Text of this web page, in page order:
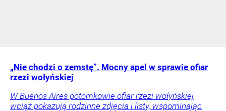
„Nie chodzi o zemstę”. Mocny apel w sprawie ofiar
rzezi wołyńskiej
W Buenos Aires potomkowie ofiar rzezi wołyńskiej
wciąż pokazują rodzinne zdjęcia i listy, wspominając